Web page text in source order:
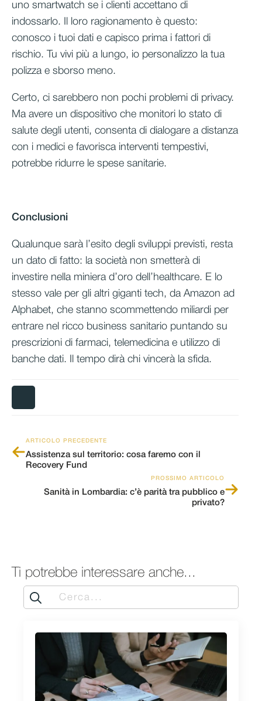
uno smartwatch se i clienti accettano di
indossarlo. Il loro ragionamento è questo:
conosco i tuoi dati e capisco prima i fattori di
rischio. Tu vivi più a lungo, io personalizzo la tua
polizza e sborso meno.
Certo, ci sarebbero non pochi problemi di privacy.
Ma avere un dispositivo che monitori lo stato di
salute degli utenti, consenta di dialogare a distanza
con i medici e favorisca interventi tempestivi,
potrebbe ridurre le spese sanitarie.
Conclusioni
Qualunque sarà l’esito degli sviluppi previsti, resta
un dato di fatto: la società non smetterà di
investire nella miniera d’oro dell’healthcare. E lo
stesso vale per gli altri giganti tech, da Amazon ad
Alphabet, che stanno scommettendo miliardi per
entrare nel ricco business sanitario puntando su
prescrizioni di farmaci, telemedicina e utilizzo di
banche dati. Il tempo dirà chi vincerà la sfida.
ARTICOLO PRECEDENTE
Assistenza sul territorio: cosa faremo con il
Recovery Fund
PROSSIMO ARTICOLO
Sanità in Lombardia: c’è parità tra pubblico e
privato?
Ti potrebbe interessare anche...
Search
for: